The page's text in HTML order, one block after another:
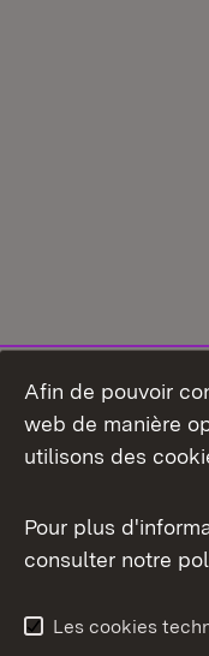
Aperçu des
Afin de pouvoir
web de manière
utilisons des
Pour plus
consulter notre
Les cookies